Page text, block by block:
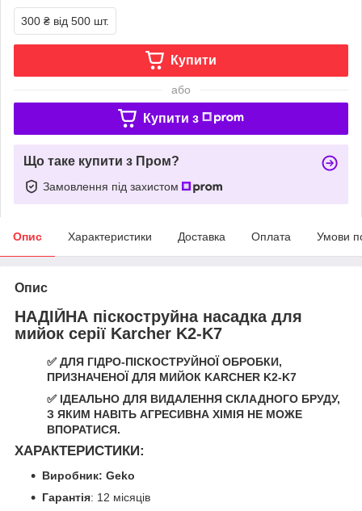
300 ₴ від 500 шт.
Купити
або
Купити з
Що таке купити з Пром?
Замовлення під захистом
Опис Характеристики Доставка Оплата Умови
Опис
НАДІЙНА піскоструйна насадка для
мийок серії Karcher K2-K7
✅ ДЛЯ ГІДРО-ПІСКОСТРУЙНОЇ ОБРОБКИ,
ПРИЗНАЧЕНОЇ ДЛЯ МИЙОК KARCHER K2-K7
✅ ІДЕАЛЬНО ДЛЯ ВИДАЛЕННЯ СКЛАДНОГО БРУДУ,
З ЯКИМ НАВІТЬ АГРЕСИВНА ХІМІЯ НЕ МОЖЕ
ВПОРАТИСЯ.
ХАРАКТЕРИСТИКИ:
Виробник: Geko
Гарантія: 12 місяців